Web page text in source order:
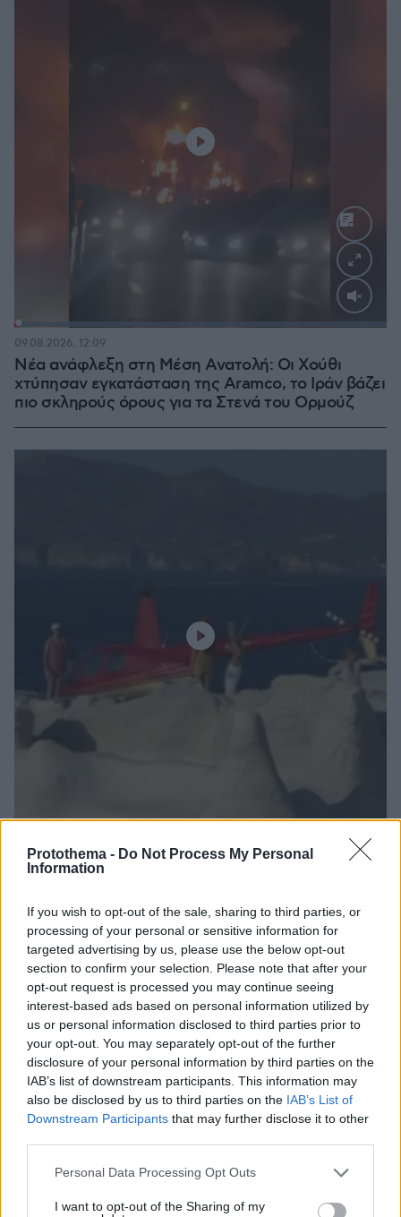
Protothema - Do Not Process My Personal
Information
If you wish to opt-out of the sale, sharing to third parties, or
processing of your personal or sensitive information for
targeted advertising by us, please use the below opt-out
section to confirm your selection. Please note that after your
opt-out request is processed you may continue seeing
interest-based ads based on personal information utilized by
us or personal information disclosed to third parties prior to
your opt-out. You may separately opt-out of the further
disclosure of your personal information by third parties on the
IAB’s list of downstream participants. This information may
also be disclosed by us to third parties on the IAB’s List of
Downstream Participants that may further disclose it to other
Please note that this website/app uses one or more Google
not limited to your visit or usage behaviour. You may click to
Personal Data Processing Opt Outs
I want to opt-out of the Sharing of my
Νέα ανάφλεξη στη Μέση Ανατολή: Οι Χούθι
χτύπησαν εγκατάσταση της Aramco, το Ιράν βάζει
πιο σκληρούς όρους για τα Στενά του Ορμούζ
09.08.2026, 12:09
Ελικόπτερο «πάρκαρε» στο Σαρακήνικο για να
κάνουν μπάνιο οι επιβάτες του, δείτε βίντεο
Οι τελευταίες μέρες της 49χρονης
TikToker που διαγνώστηκε με
Αλτσχάιμερ και επέλεξε την ιατρικώς
υποβοηθούμενη αυτοκτονία
09.08.2026, 12:07
Το σπίτι του τρόμου στο Άινταχο: Η
νύχτα που τέσσερις φοιτητές
δολοφονήθηκαν μέσα σε λίγα λεπτά